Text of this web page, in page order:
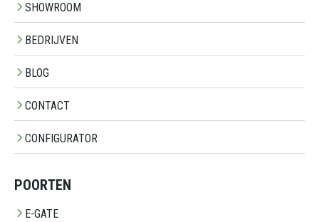
SHOWROOM
BEDRIJVEN
BLOG
CONTACT
CONFIGURATOR
POORTEN
E-GATE